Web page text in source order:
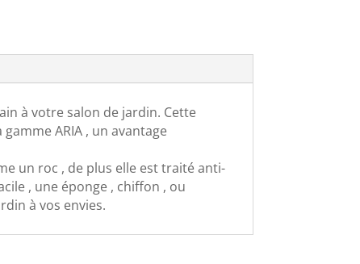
à votre salon de jardin. Cette
ARIA , un avantage
un roc , de plus elle est traité anti-
, une éponge , chiffon , ou
à vos envies.